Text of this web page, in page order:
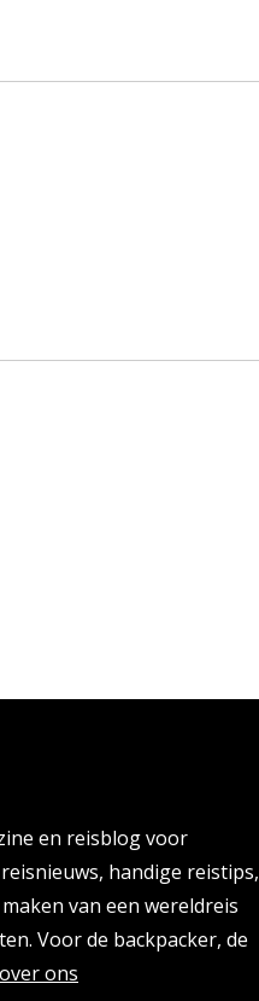
en reisblog voor
handige reistips,
van een wereldreis
Voor de backpacker, de
ons